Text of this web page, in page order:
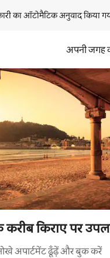
का ऑटोमैटिक अनुवाद किया
अपनी जगह
किराए पर
अपार्टमेंट ढूँढ़ें और बुक करें